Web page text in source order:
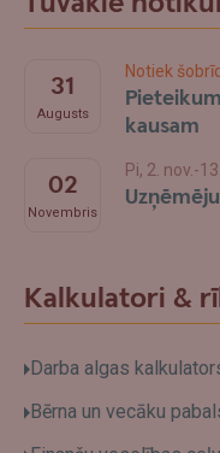
31
Augusts
Notiek šobrīd
kausam
02
Novembris
Pi, 2. nov.-
Kalkulatori &
Darba algas
Bērna un vecāku